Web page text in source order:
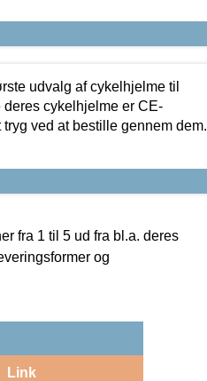
udvalg af cykelhjelme til
cykelhjelme er CE-
ved at bestille gennem dem.
fra 1 til 5 ud fra bl.a. deres
og
Link